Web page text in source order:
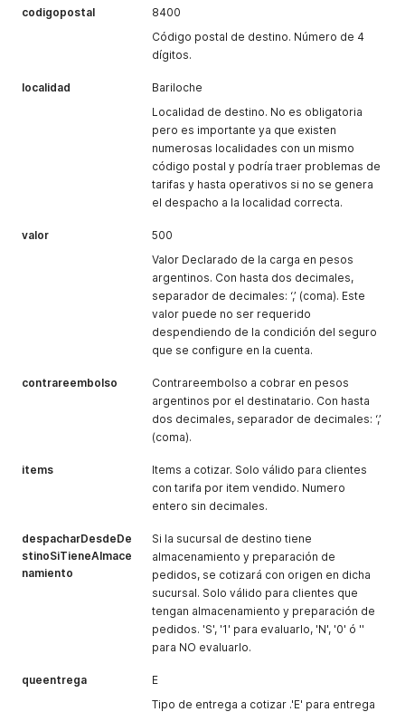
codigopostal
8400
Código postal de destino. Número de 4
dígitos.
localidad
Bariloche
Localidad de destino. No es obligatoria
pero es importante ya que existen
numerosas localidades con un mismo
código postal y podría traer problemas de
tarifas y hasta operativos si no se genera
el despacho a la localidad correcta.
valor
500
Valor Declarado de la carga en pesos
argentinos. Con hasta dos decimales,
separador de decimales: ‘,’ (coma). Este
valor puede no ser requerido
despendiendo de la condición del seguro
que se configure en la cuenta.
contrareembolso
Contrareembolso a cobrar en pesos
argentinos por el destinatario. Con hasta
dos decimales, separador de decimales: ‘,’
(coma).
items
Items a cotizar. Solo válido para clientes
con tarifa por item vendido. Numero
entero sin decimales.
despacharDesdeDe
stinoSiTieneAlmace
namiento
Si la sucursal de destino tiene
almacenamiento y preparación de
pedidos, se cotizará con origen en dicha
sucursal. Solo válido para clientes que
tengan almacenamiento y preparación de
pedidos. 'S', '1' para evaluarlo, 'N', '0' ó ''
para NO evaluarlo.
queentrega
E
Tipo de entrega a cotizar .'E' para entrega